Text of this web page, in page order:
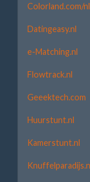
Colorland.com/nl
Datingeasy.nl
e-Matching.nl
Flowtrack.nl
Geeektech.com
Huurstunt.nl
Kamerstunt.nl